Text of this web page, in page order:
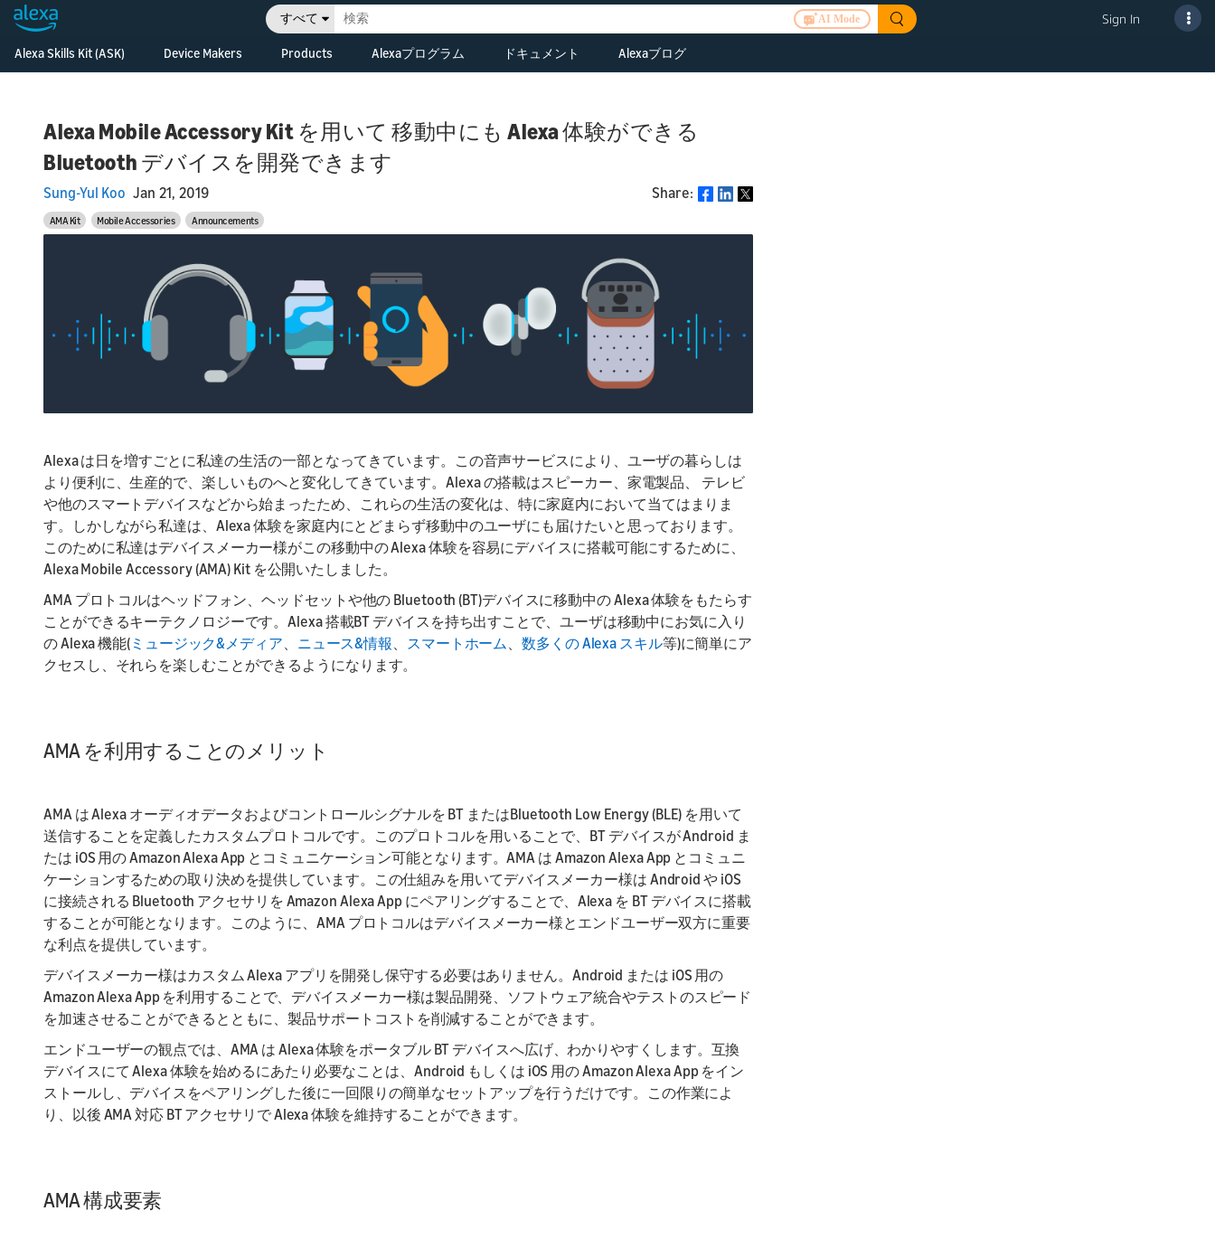
すべて AI Mode Sign In
Alexa Skills Kit (ASK)
Resources
Device Makers
Voice Service
Overview
Integrate Alexa
Design
hardware & UX
guidelines
Build
Evaluate SDKs, dev
kits, and solution
providers
testing and marketing
Connected Devices
Connect your smart
devices to Alexa
Features and benefits
Design
Design your customer
experience
Build with the Smart
Home Skill API
Launch
submit your product
Products
Alexa Smart Home
Alexa for Hospitality
Alexaプログラム
ご応募
皆様のお話をお聞か
ポートフォリオ
Alexaファンドのポー
ドキュメント
コネクテッドデバイ
ント
Alexaブログ
Alexa Auto
Alexa Mobile Accessory Kit を用いて 移動中にも Alexa 体験ができる
Bluetooth デバイスを開発できます
Sung-Yul Koo Jan 21, 2019 Share: Share
AMA Kit Mobile Accessories Announcements
Alexa は日を増すごとに私達の生活の一部となってきています。この音声サービスにより、ユーザの暮らしは
より便利に、生産的で、楽しいものへと変化してきています。Alexa の搭載はスピーカー、家電製品、 テレビ
や他のスマートデバイスなどから始まったため、これらの生活の変化は、特に家庭内において当てはまりま
す。しかしながら私達は、Alexa 体験を家庭内にとどまらず移動中のユーザにも届けたいと思っております。
このために私達はデバイスメーカー様がこの移動中の Alexa 体験を容易にデバイスに搭載可能にするために、
Alexa Mobile Accessory (AMA) Kit を公開いたしました。
AMA プロトコルはヘッドフォン、ヘッドセットや他の Bluetooth (BT)デバイスに移動中の Alexa 体験をもたらす
ことができるキーテクノロジーです。Alexa 搭載BT デバイスを持ち出すことで、ユーザは移動中にお気に入り
の Alexa 機能(ミュージック&メディア ニュース&情報 スマートホーム 、数多くの Alexa スキル等)に簡単にア
クセスし、それらを楽しむことができるようになります。
AMA を利用することのメリット
AMA は Alexa オーディオデータおよびコントロールシグナルを BT またはBluetooth Low Energy (BLE) を用いて
送信することを定義したカスタムプロトコルです。このプロトコルを用いることで、BT デバイスが Android ま
たは iOS 用の Amazon Alexa App とコミュニケーション可能となります。AMA は Amazon Alexa App とコミュニ
ケーションするための取り決めを提供しています。この仕組みを用いてデバイスメーカー様は Android や iOS
に接続される Bluetooth アクセサリを Amazon Alexa App にペアリングすることで、Alexa を BT デバイスに搭載
することが可能となります。このように、AMA プロトコルはデバイスメーカー様とエンドユーザー双方に重要
な利点を提供しています。
デバイスメーカー様はカスタム Alexa アプリを開発し保守する必要はありません。Android または iOS 用の
Amazon Alexa App を利用することで、デバイスメーカー様は製品開発、ソフトウェア統合やテストのスピード
を加速させることができるとともに、製品サポートコストを削減することができます。
エンドユーザーの観点では、AMA は Alexa 体験をポータブル BT デバイスへ広げ、わかりやすくします。互換
デバイスにて Alexa 体験を始めるにあたり必要なことは、Android もしくは iOS 用の Amazon Alexa App をイン
ストールし、デバイスをペアリングした後に一回限りの簡単なセットアップを行うだけです。この作業によ
り、以後 AMA 対応 BT アクセサリで Alexa 体験を維持することができます。
AMA 構成要素